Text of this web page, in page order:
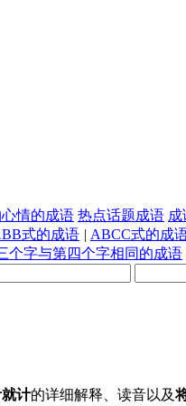
心情的成语 热点话题成语 成
式的成语 | ABCC式的成
个字与第四个字相同的成语
计的详细解释、读音以及